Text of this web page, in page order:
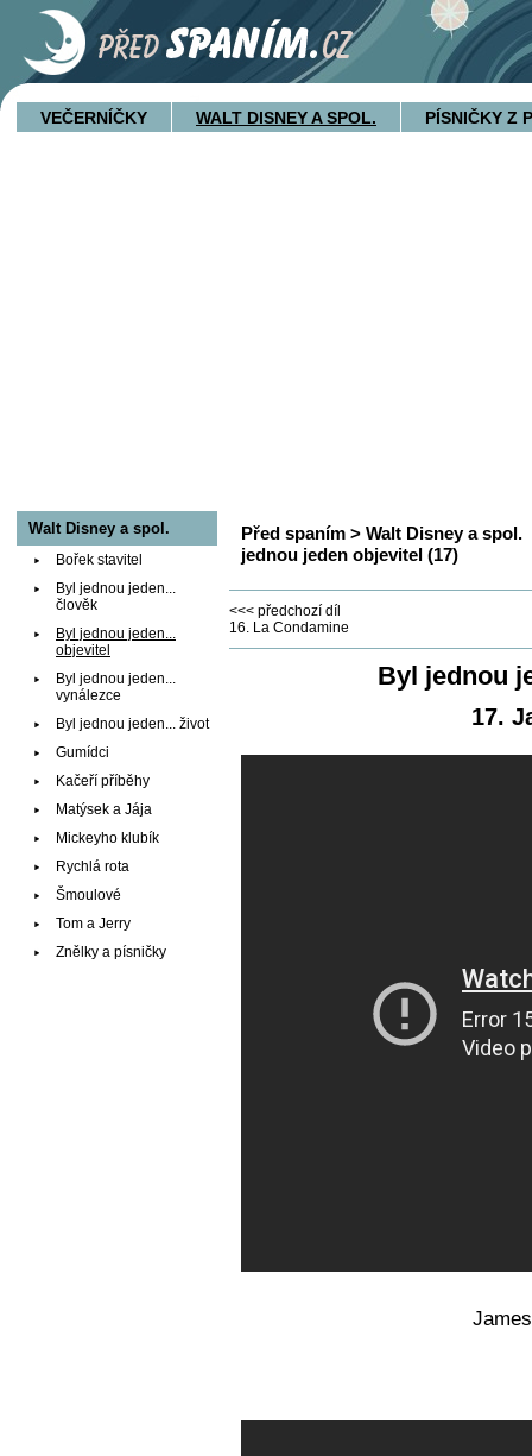
VEČERNÍČKY WALT DISNEY A SPOL. PÍSNIČKY Z
Před spaním > Walt Disney a spol.
jednou jeden objevitel (17)
<<< předchozí díl
16. La Condamine
Byl jednou
17.
Walt Disney a spol.
Bořek stavitel
Byl jednou jeden...
člověk
Byl jednou jeden...
objevitel
Byl jednou jeden...
vynálezce
Byl jednou jeden... život
Gumídci
Kačeří příběhy
Matýsek a Jája
Mickeyho klubík
Rychlá rota
Šmoulové
Tom a Jerry
Znělky a písničky